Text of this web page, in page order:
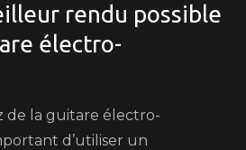
rendu possible
électro-
de la guitare électro-
d’utiliser un